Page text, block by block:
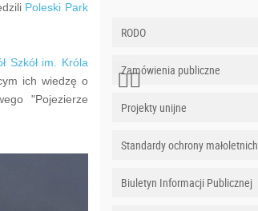
Poleski Park
Szkół im. Króla
ich wiedzę o
"Pojezierze
RODO
Zamówienia publiczne
Projekty unijne
Standardy ochrony małoletnich
Biuletyn Informacji Publicznej